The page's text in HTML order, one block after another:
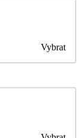
Vybrat